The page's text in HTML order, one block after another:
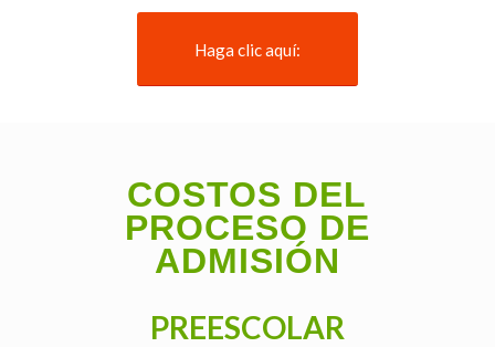
Haga clic aquí:
COSTOS DEL
PROCESO DE
ADMISIÓN
PREESCOLAR